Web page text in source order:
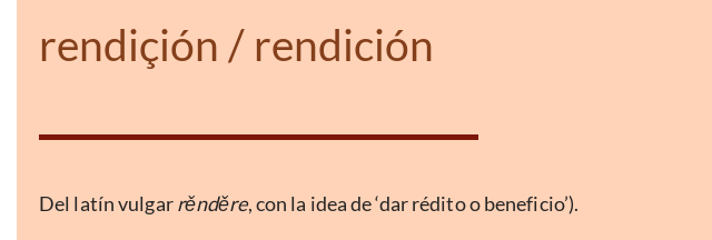
rendiçión / rendición
Del latín vulgarrěnděre, con la idea de ‘dar rédito o beneficio’).